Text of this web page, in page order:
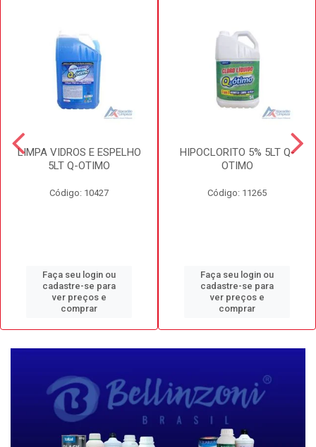
LIMPA VIDROS E ESPELHO
5LT Q-OTIMO
Código: 10427
Faça seu login ou
cadastre-se para
ver preços e
comprar
HIPOCLORITO 5% 5LT Q-
OTIMO
Código: 11265
Faça seu login ou
cadastre-se para
ver preços e
comprar